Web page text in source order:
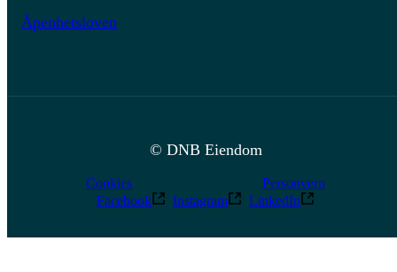
Åpenhetsloven
© DNB Eiendom
Cookies
Personvern
Facebook
Instagram LinkedIn